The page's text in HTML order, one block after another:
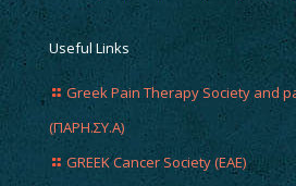
Useful Links
Greek Pain Therapy Society and
(ΠΑΡΗ.ΣΥ.Α)
GREEK Cancer Society (EAE)